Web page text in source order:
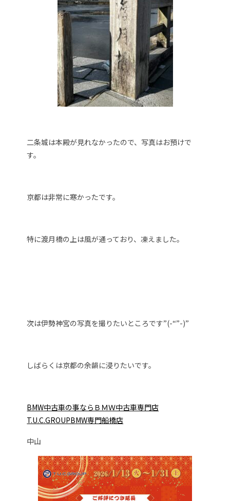
二条城は本殿が見れなかったので、写真はお預けで
す。
京都は非常に寒かったです。
特に渡月橋の上は風が通っており、凍えました。
次は伊勢神宮の写真を撮りたいところです”(-“”-)”
しばらくは京都の余韻に浸りたいです。
BMW中古車の事ならＢＭＷ中古車専門店
T.U.C.GROUPBMW専門船橋店
中山